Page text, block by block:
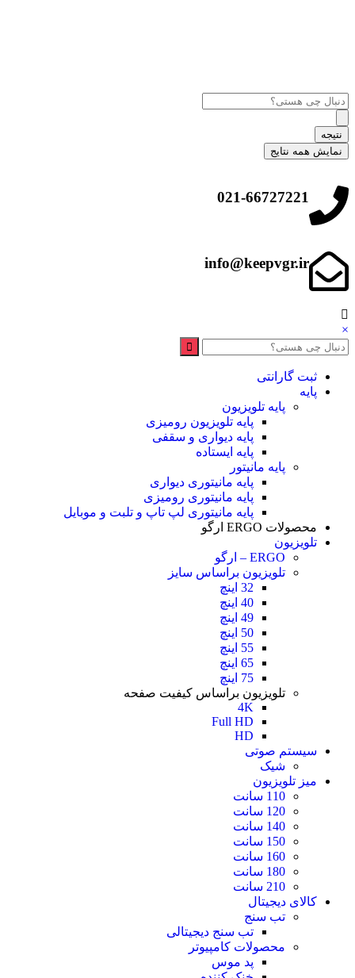
نتیجه
نمایش همه نتایج
021-66727221
info@keepvgr.ir
×
ثبت گارانتی
پایه
پایه تلویزیون
پایه تلویزیون رومیزی
پایه دیواری و سقفی
پایه ایستاده
پایه مانیتور
پایه مانیتوری دیواری
پایه مانیتوری رومیزی
پایه مانیتوری لپ تاپ و تلبت و موبایل
محصولات ERGO ارگو
تلویزیون
ERGO – ارگو
تلویزیون براساس سایز
32 اینچ
40 اینچ
49 اینچ
50 اینچ
55 اینچ
65 اینچ
75 اینچ
تلویزیون براساس کیفیت صفحه
4K
Full HD
HD
سیستم صوتی
شیک
میز تلویزیون
110 سانت
120 سانت
140 سانت
150 سانت
160 سانت
180 سانت
210 سانت
کالای دیجیتال
تب سنج
تب سنج دیجیتالی
محصولات کامپیوتر
پد موس